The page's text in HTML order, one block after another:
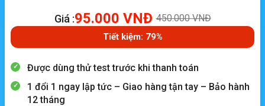
Giá :95.000 VNĐ 450.000VNĐ
Tiết kiệm: 79%
Được dùng thử test trước khi thanh toán
1 đổi 1 ngay lập tức – Giao hàng tận tay – Bảo hành
12 tháng